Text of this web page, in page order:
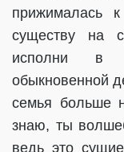
прижималась
существу на
исполни в
обыкновенной
семья больше
знаю, ты
ведь это